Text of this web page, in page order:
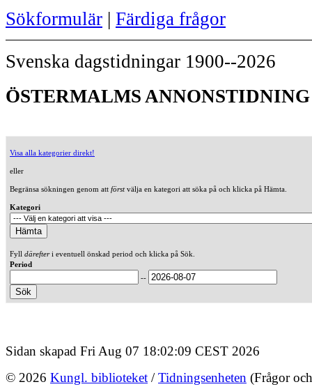
Sökformulär | Färdiga frågor
Svenska dagstidningar 1900--2026
ÖSTERMALMS ANNONSTIDNING
Visa alla kategorier direkt!
eller
Begränsa sökningen genom att förstvälja en kategori att söka på och klicka på Hämta.
Kategori
Fyll därefteri eventuell önskad period och klicka på Sök.
Period
--
Sidan skapad Fri Aug 07 18:02:09 CEST 2026
© 2026 Kungl. biblioteket /Tidningsenheten (Frågor